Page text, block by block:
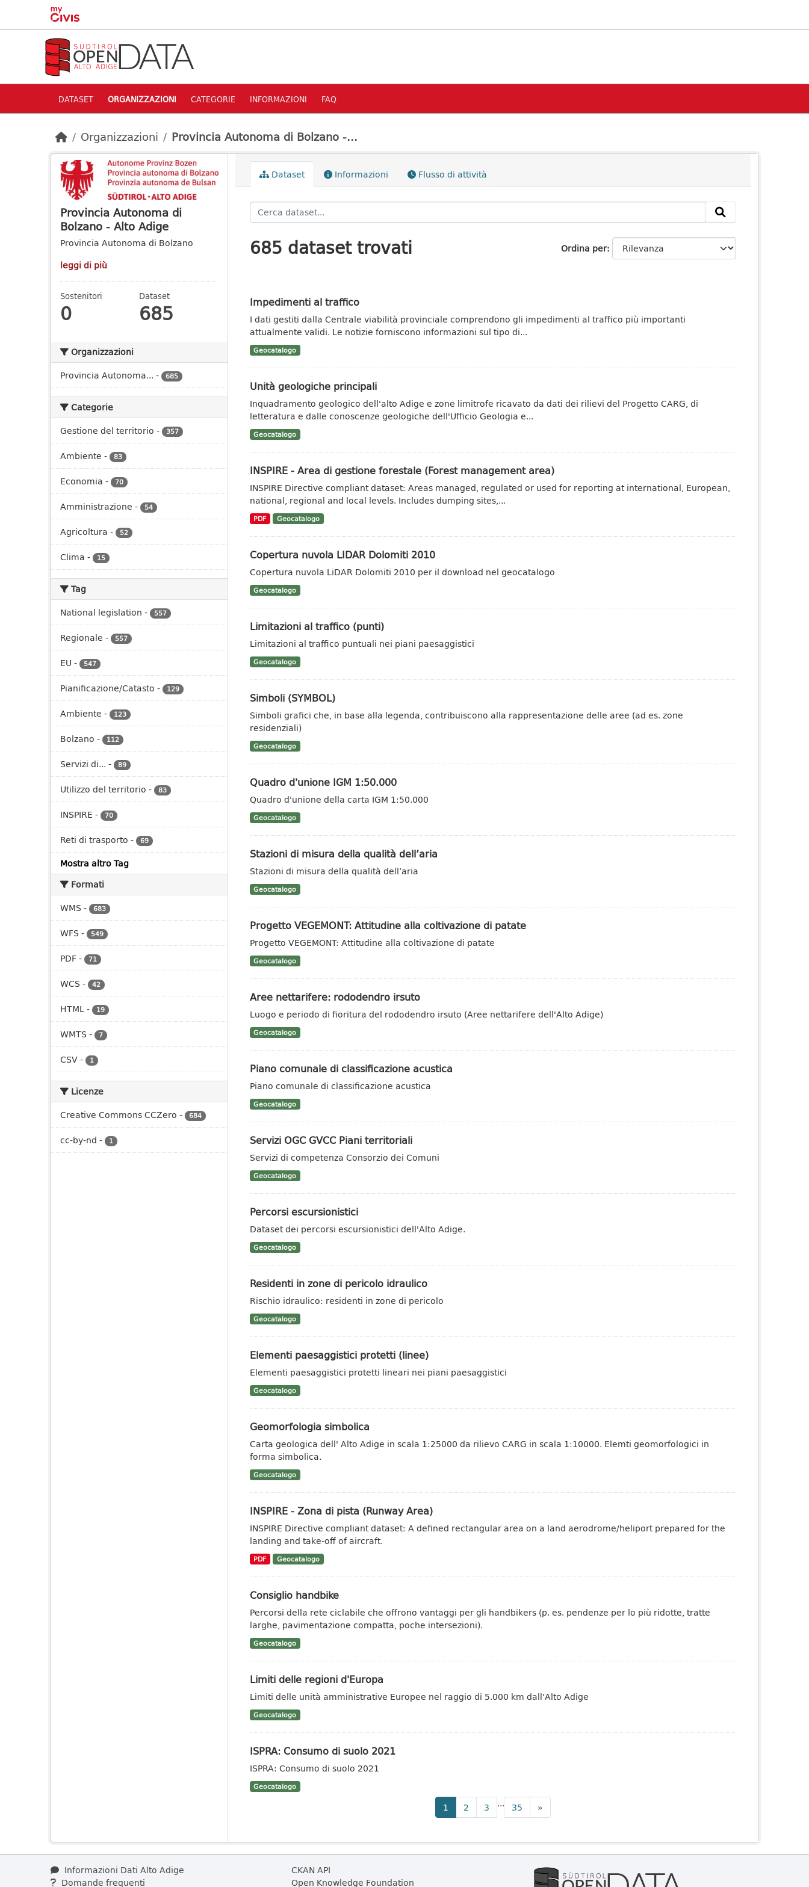
Skip to main content
DATASET ORGANIZZAZIONI CATEGORIE INFORMAZIONI FAQ
Organizzazioni Provincia Autonoma di Bolzano -...
Provincia Autonoma di
Bolzano - Alto Adige
Provincia Autonoma di Bolzano
leggi di più
Sostenitori
0
Dataset
685
Organizzazioni
Provincia Autonoma... - 685
Categorie
Gestione del territorio - 357
Ambiente - 83
Economia - 70
Amministrazione - 54
Agricoltura - 52
Clima - 15
Tag
National legislation - 557
Regionale - 557
EU - 547
Pianificazione/Catasto - 129
Ambiente - 123
Bolzano - 112
Servizi di... - 89
Utilizzo del territorio - 83
INSPIRE - 70
Reti di trasporto - 69
Mostra altro Tag
Formati
WMS - 683
WFS - 549
PDF- 71
WCS - 42
HTML- 19
WMTS - 7
CSV- 1
Licenze
Creative Commons CCZero - 684
cc-by-nd - 1
Dataset Informazioni Flusso di attività
Ordina per
685 dataset trovati
Impedimenti al traffico
I dati gestiti dalla Centrale viabilità provinciale comprendono gli impedimenti al traffico più importanti
attualmente validi. Le notizie forniscono informazioni sul tipo di...
Geocatalogo
Unità geologiche principali
Inquadramento geologico dell'alto Adige e zone limitrofe ricavato da dati dei rilievi del Progetto CARG, di
letteratura e dalle conoscenze geologiche dell'Ufficio Geologia e...
Geocatalogo
INSPIRE - Area di gestione forestale (Forest management area)
INSPIRE Directive compliant dataset: Areas managed, regulated or used for reporting at international, European,
national, regional and local levels. Includes dumping sites,...
PDF Geocatalogo
Copertura nuvola LIDAR Dolomiti 2010
Copertura nuvola LiDAR Dolomiti 2010 per il download nel geocatalogo
Geocatalogo
Limitazioni al traffico (punti)
Limitazioni al traffico puntuali nei piani paesaggistici
Geocatalogo
Simboli (SYMBOL)
Simboli grafici che, in base alla legenda, contribuiscono alla rappresentazione delle aree (ad es. zone
residenziali)
Geocatalogo
Quadro d'unione IGM 1:50.000
Quadro d'unione della carta IGM 1:50.000
Geocatalogo
Stazioni di misura della qualità dell’aria
Stazioni di misura della qualità dell’aria
Geocatalogo
Progetto VEGEMONT: Attitudine alla coltivazione di patate
Progetto VEGEMONT: Attitudine alla coltivazione di patate
Geocatalogo
Aree nettarifere: rododendro irsuto
Luogo e periodo di fioritura del rododendro irsuto (Aree nettarifere dell'Alto Adige)
Geocatalogo
Piano comunale di classificazione acustica
Piano comunale di classificazione acustica
Geocatalogo
Servizi OGC GVCC Piani territoriali
Servizi di competenza Consorzio dei Comuni
Geocatalogo
Percorsi escursionistici
Dataset dei percorsi escursionistici dell'Alto Adige.
Geocatalogo
Residenti in zone di pericolo idraulico
Rischio idraulico: residenti in zone di pericolo
Geocatalogo
Elementi paesaggistici protetti (linee)
Elementi paesaggistici protetti lineari nei piani paesaggistici
Geocatalogo
Geomorfologia simbolica
Carta geologica dell' Alto Adige in scala 1:25000 da rilievo CARG in scala 1:10000. Elemti geomorfologici in
forma simbolica.
Geocatalogo
INSPIRE - Zona di pista (Runway Area)
INSPIRE Directive compliant dataset: A defined rectangular area on a land aerodrome/heliport prepared for the
landing and take-off of aircraft.
PDF Geocatalogo
Consiglio handbike
Percorsi della rete ciclabile che offrono vantaggi per gli handbikers (p. es. pendenze per lo più ridotte, tratte
larghe, pavimentazione compatta, poche intersezioni).
Geocatalogo
Limiti delle regioni d'Europa
Limiti delle unità amministrative Europee nel raggio di 5.000 km dall'Alto Adige
Geocatalogo
ISPRA: Consumo di suolo 2021
ISPRA: Consumo di suolo 2021
Geocatalogo
1 2 3 ... 35 »
Informazioni Dati Alto Adige
Domande frequenti
CKAN API
Open Knowledge Foundation